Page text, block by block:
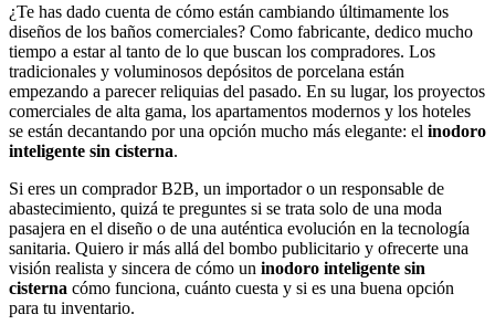
¿Te has dado cuenta de cómo están cambiando últimamente los
diseños de los baños comerciales? Como fabricante, dedico mucho
tiempo a estar al tanto de lo que buscan los compradores. Los
tradicionales y voluminosos depósitos de porcelana están
empezando a parecer reliquias del pasado. En su lugar, los proyectos
comerciales de alta gama, los apartamentos modernos y los hoteles
se están decantando por una opción mucho más elegante: el inodoro
inteligente sin cisterna.
Si eres un comprador B2B, un importador o un responsable de
abastecimiento, quizá te preguntes si se trata solo de una moda
pasajera en el diseño o de una auténtica evolución en la tecnología
sanitaria. Quiero ir más allá del bombo publicitario y ofrecerte una
visión realista y sincera de cómo un inodoro inteligente sin
cisterna cómo funciona, cuánto cuesta y si es una buena opción
para tu inventario.